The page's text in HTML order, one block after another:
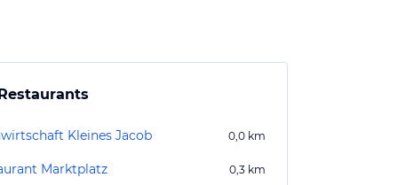
Kleines Jacob 0,0 km
Marktplatz 0,3 km